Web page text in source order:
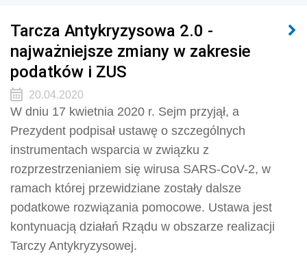
Tarcza Antykryzysowa 2.0 -
najważniejsze zmiany w zakresie
podatków i ZUS
20.04.2020
W dniu 17 kwietnia 2020 r. Sejm przyjął, a
Prezydent podpisał ustawę o szczególnych
instrumentach wsparcia w związku z
rozprzestrzenianiem się wirusa SARS-CoV-2, w
ramach której przewidziane zostały dalsze
podatkowe rozwiązania pomocowe. Ustawa jest
kontynuacją działań Rządu w obszarze realizacji
Tarczy Antykryzysowej.